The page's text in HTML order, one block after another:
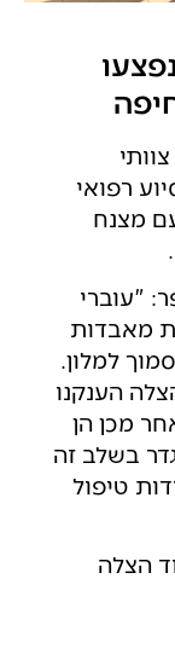
רפואי
מצנח
"עוברי
מאבדות
למלון.
הענקנו
מכן הן
בשלב זה
(כבת 50) בניידות טיפול
הצלה